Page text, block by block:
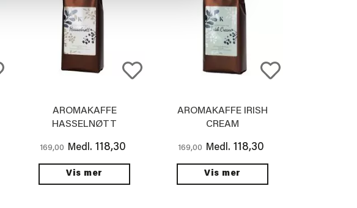
AROMAKAFFE
HASSELNØTT
169,00 Medl. 118,30
Vis mer
AROMAKAFFE IRISH
CREAM
169,00 Medl. 118,30
Vis mer